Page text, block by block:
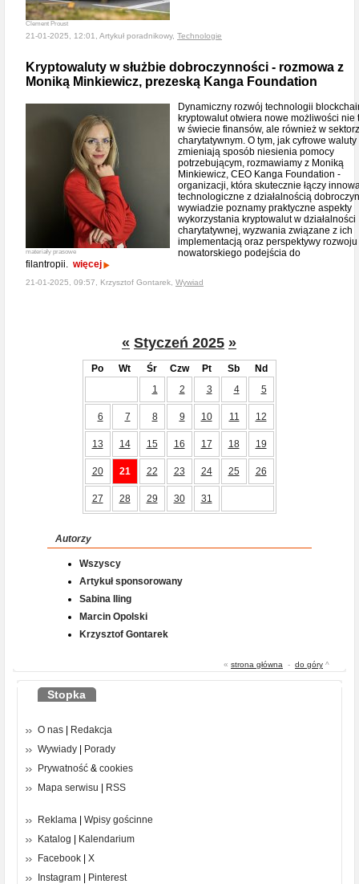
Clement Proust
21-01-2025, 12:01, Artykuł poradnikowy, Technologie
Kryptowaluty w służbie dobroczynności - rozmowa z
Moniką Minkiewicz, prezeską Kanga Foundation
materiały prasowe
Dynamiczny rozwój technologii
kryptowalut otwiera nowe możliwości nie
w świecie finansów, ale również w
charytatywnym. O tym, jak cyfrowe waluty
zmieniają sposób niesienia pomocy
potrzebującym, rozmawiamy z Moniką
Minkiewicz, CEO Kanga Foundation -
organizacji, która skutecznie łączy
technologiczne z działalnością
wywiadzie poznamy praktyczne aspekty
wykorzystania kryptowalut w działalności
charytatywnej, wyzwania związane z ich
implementacją oraz perspektywy
nowatorskiego podejścia do
filantropii. więcej
21-01-2025, 09:57, Krzysztof Gontarek, Wywiad
« Styczeń 2025 »
Po Wt Śr Czw Pt Sb
Nd
1
2 3 4 5
6 7 8 9 10 11 12
13 14 15 16 17 18 19
20 21 22 23 24 25 26
27 28 29 30 31
Autorzy
Wszyscy
Artykuł sponsorowany
Sabina Iling
Marcin Opolski
Krzysztof Gontarek
« strona główna - do góry ^
Stopka
O nas
Redakcja
Wywiady
Porady
Prywatność & cookies
Mapa serwisu
RSS
Reklama
Wpisy gościnne
Katalog
Kalendarium
Facebook
X
Instagram
Pinterest